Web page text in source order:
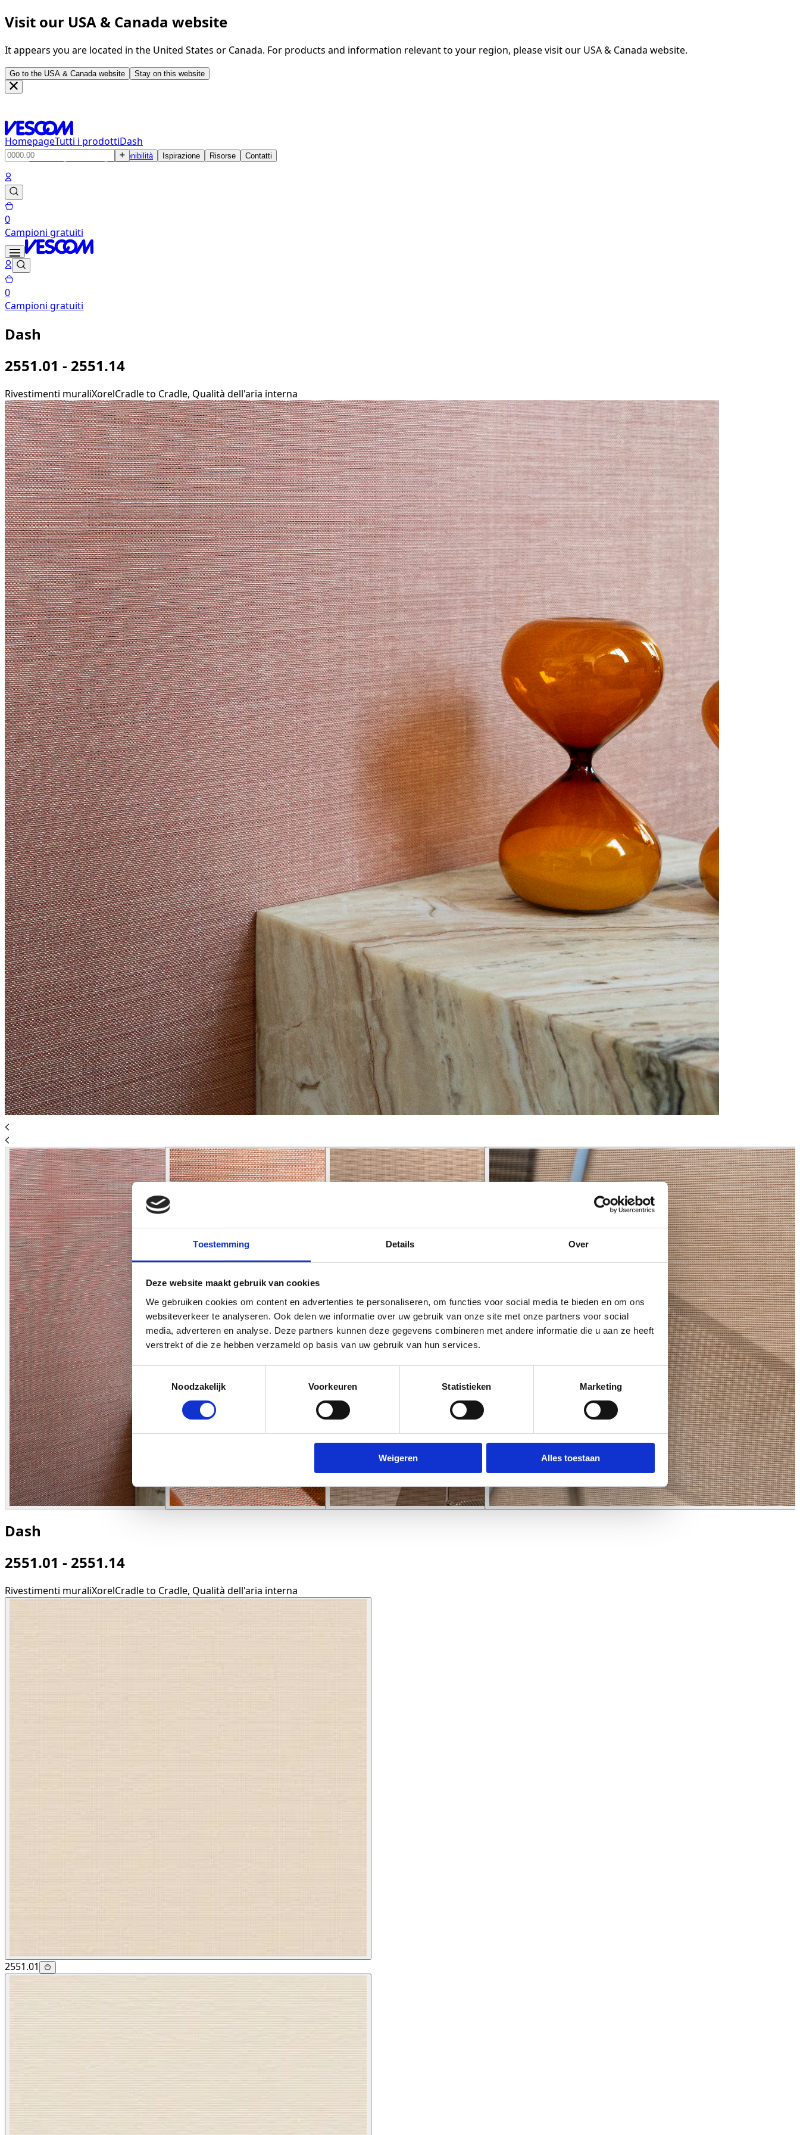
Toestemming Details Over
Deze website maakt gebruik van cookies
We gebruiken cookies om content en advertenties te personaliseren, om functies voor social media te bieden en om ons
websiteverkeer te analyseren. Ook delen we informatie over uw gebruik van onze site met onze partners voor social
media, adverteren en analyse. Deze partners kunnen deze gegevens combineren met andere informatie die u aan ze heeft
verstrekt of die ze hebben verzameld op basis van uw gebruik van hun services.
Toestemmingsselectie
Noodzakelijk
Voorkeuren Statistieken Marketing
Weigeren Alles toestaan
Visit our USA & Canada website
It appears you are located in the United States or Canada. For products and information relevant to your region, please visit our USA & Canada website.
Go to the USA & Canada website Stay on this website
HomepageTutti i prodottiDash
Prodotti Sostenibilità Ispirazione Risorse Contatti
0
Campioni gratuiti
0
Campioni gratuiti
Dash
2551.01 - 2551.14
Rivestimenti muraliXorelCradle to Cradle, Qualità dell'aria interna
Dash
2551.01 - 2551.14
Rivestimenti muraliXorelCradle to Cradle, Qualità dell'aria interna
2551.01